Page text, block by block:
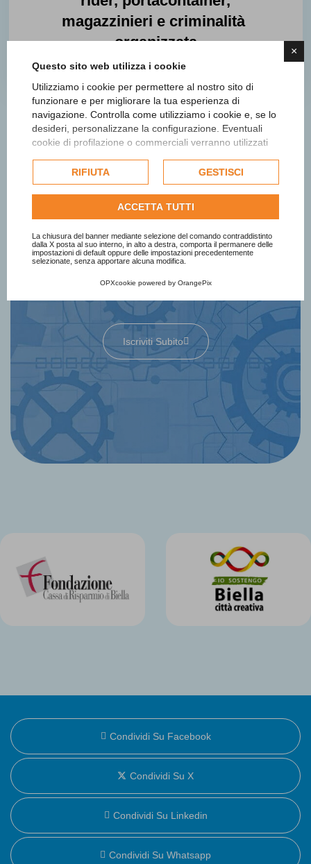
×
Questo sito web utilizza i cookie
Utilizziamo i cookie per permettere al nostro sito di
funzionare e per migliorare la tua esperienza di
navigazione. Controlla come utilizziamo i cookie e, se lo
desideri, personalizzane la configurazione. Eventuali
cookie di profilazione o commerciali verranno utilizzati
dell'utente e, se consentito, potrebbero essere utilizzati
per personalizzare gli annunci pubblicitari. Per ulteriori
informazioni su come Google utilizza i dati raccolti,
politica sulla privacy di Google
Consulta l'informativa cookie completa.
RIFIUTA GESTISCI
ACCETTA TUTTI
La chiusura del banner mediante selezione del comando contraddistinto
dalla X posta al suo interno, in alto a destra, comporta il permanere delle
impostazioni di default oppure delle impostazioni precedentemente
selezionate, senza apportare alcuna modifica.
OPXcookie powered by OrangePix
magazzinieri e criminalità
organizzata
Finalista
Iscriviti alla newsletter
Iscriviti Subito
Condividi Su Facebook
Condividi Su X
Condividi Su Linkedin
Condividi Su Whatsapp